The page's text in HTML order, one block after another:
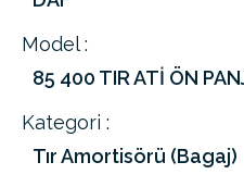
Model :
85 400 TIR ATİ ÖN
Kategori :
Tır Amortisörü (Bagaj)